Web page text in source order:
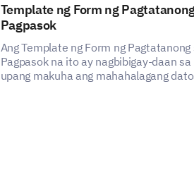
Template ng Form ng
Pagpasok
Ang Template ng Form ng Pagtatanong
Pagpasok na ito ay nagbibigay-daan sa
upang makuha ang mahahalagang